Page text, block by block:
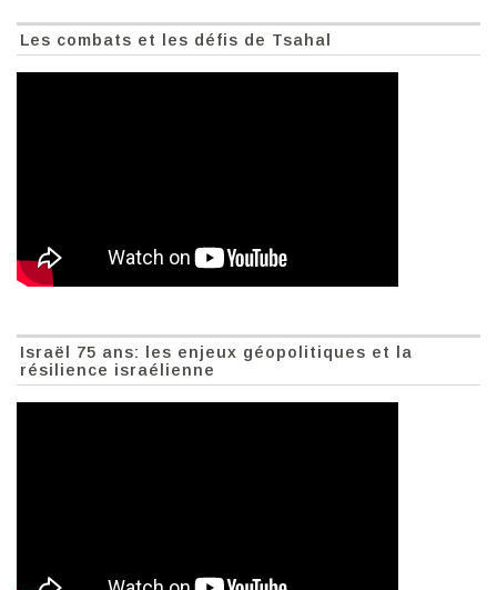
Les combats et les défis de Tsahal
Israël 75 ans: les enjeux géopolitiques et la
résilience israélienne